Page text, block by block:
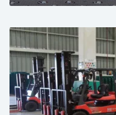
TNT Express
International
te stroomlijnen
55.000 ton per jaar